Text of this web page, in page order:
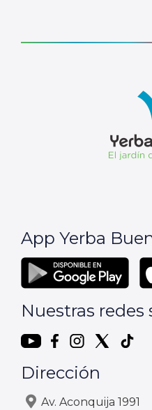
App Yerba
Nuestras redes
Dirección
Av. Aconquija 1991